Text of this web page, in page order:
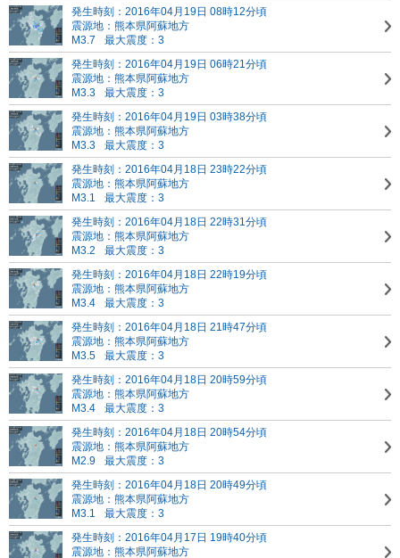
発生時刻：2016年04月19日 08時12分頃
震源地：熊本県阿蘇地方
M3.7
最大震度：3
発生時刻：2016年04月19日 06時21分頃
震源地：熊本県阿蘇地方
M3.3
最大震度：3
発生時刻：2016年04月19日 03時38分頃
震源地：熊本県阿蘇地方
M3.3
最大震度：3
発生時刻：2016年04月18日 23時22分頃
震源地：熊本県阿蘇地方
M3.1
最大震度：3
発生時刻：2016年04月18日 22時31分頃
震源地：熊本県阿蘇地方
M3.2
最大震度：3
発生時刻：2016年04月18日 22時19分頃
震源地：熊本県阿蘇地方
M3.4
最大震度：3
発生時刻：2016年04月18日 21時47分頃
震源地：熊本県阿蘇地方
M3.5
最大震度：3
発生時刻：2016年04月18日 20時59分頃
震源地：熊本県阿蘇地方
M3.4
最大震度：3
発生時刻：2016年04月18日 20時54分頃
震源地：熊本県阿蘇地方
M2.9
最大震度：3
発生時刻：2016年04月18日 20時49分頃
震源地：熊本県阿蘇地方
M3.1
最大震度：3
発生時刻：2016年04月17日 19時40分頃
震源地：熊本県阿蘇地方